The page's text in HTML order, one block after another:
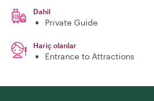
Dahil
Private Guide
Hariç olanlar
Entrance to Attractions